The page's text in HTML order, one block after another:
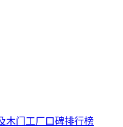
木门工厂口碑排行榜